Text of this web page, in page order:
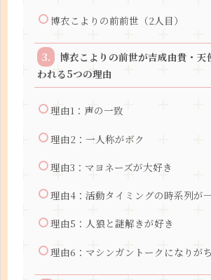
博衣こよりの前前世（2人目）
博衣こよりの前世が吉成由貴・天
われる5つの理由
理由1：声の一致
理由2：一人称がボク
理由3：マヨネーズが大好き
理由4：活動タイミングの時系列が
理由5：人狼と謎解きが好き
理由6：マシンガントークになりがち